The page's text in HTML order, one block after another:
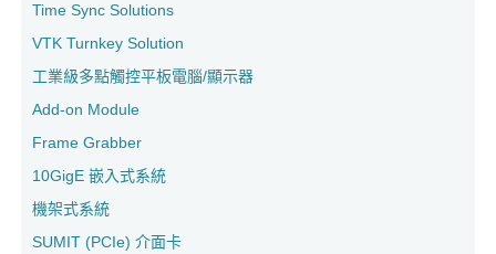
Time Sync Solutions
VTK Turnkey Solution
工業級多點觸控平板電腦/顯示器
Add-on Module
Frame Grabber
10GigE 嵌入式系統
機架式系統
SUMIT (PCIe) 介面卡